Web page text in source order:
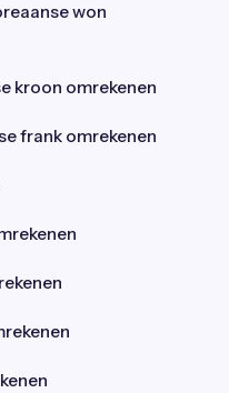
won
kroon omrekenen
frank omrekenen